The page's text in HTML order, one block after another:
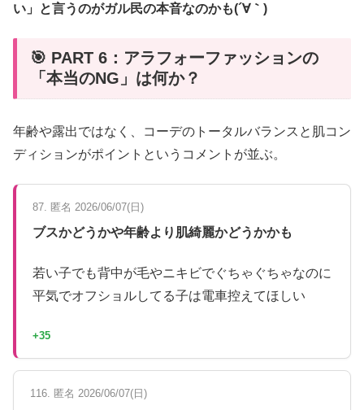
い」と言うのがガル民の本音なのかも(´∀｀)
🎯 PART 6：アラフォーファッションの
「本当のNG」は何か？
年齢や露出ではなく、コーデのトータルバランスと肌コン
ディションがポイントというコメントが並ぶ。
87. 匿名 2026/06/07(日)
ブスかどうかや年齢より肌綺麗かどうかかも
若い子でも背中が毛やニキビでぐちゃぐちゃなのに
平気でオフショルしてる子は電車控えてほしい
+35
116. 匿名 2026/06/07(日)